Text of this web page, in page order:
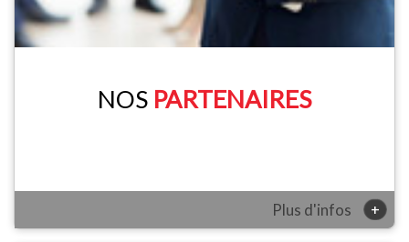
NOS PARTENAIRES
Plus d'infos +